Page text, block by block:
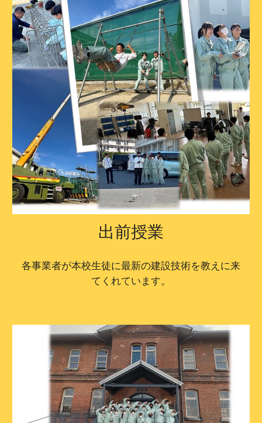
出前授業
各事業者が本校生徒に最新の建設技術を教えに来
てくれています。